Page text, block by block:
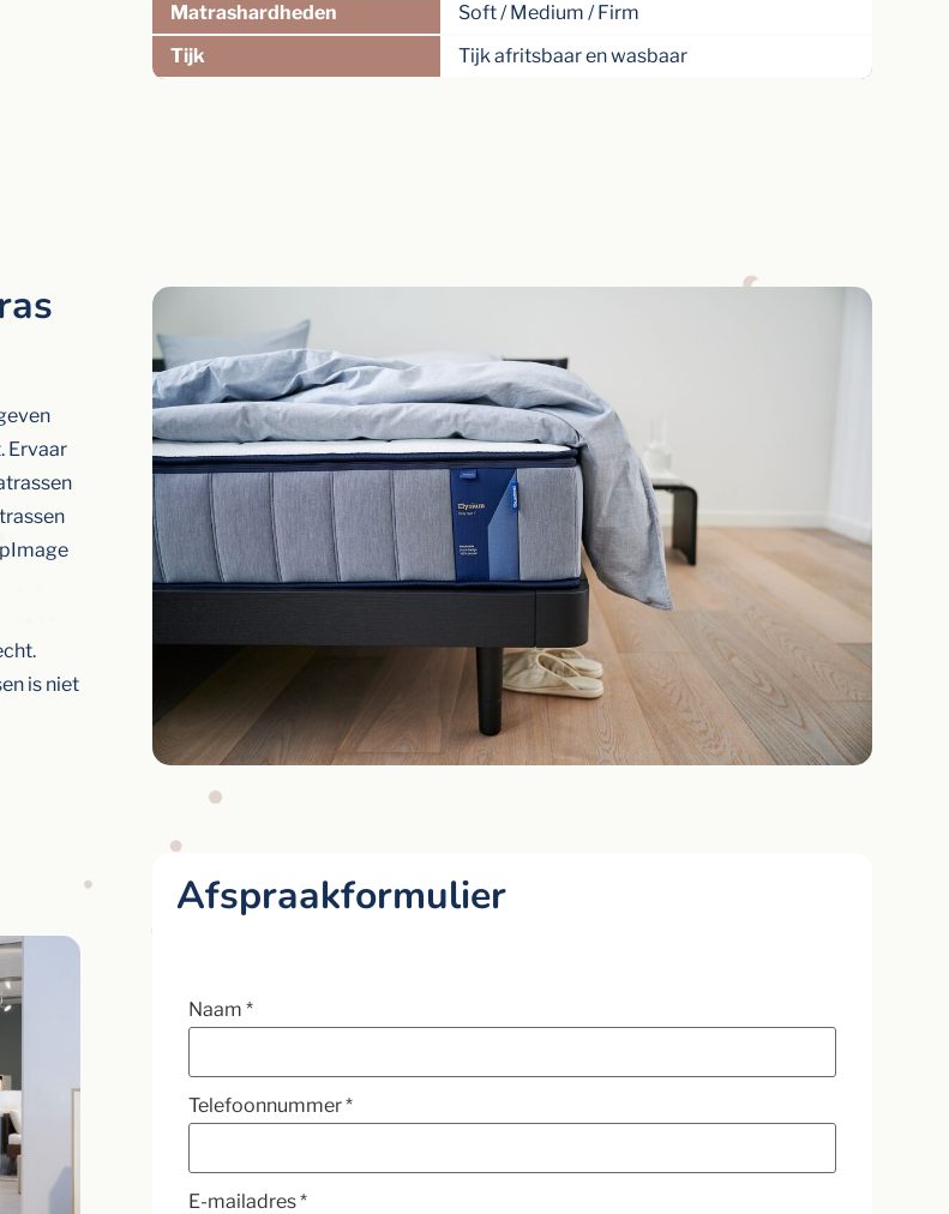
Matrashardheden
Soft / Medium / Firm
Tijk
Tijk afritsbaar en wasbaar
Ervaar
is niet
Afspraakformulier
Naam *
Telefoonnummer*
E-mailadres*